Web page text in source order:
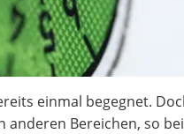
einmal begegnet.
Bereichen, so